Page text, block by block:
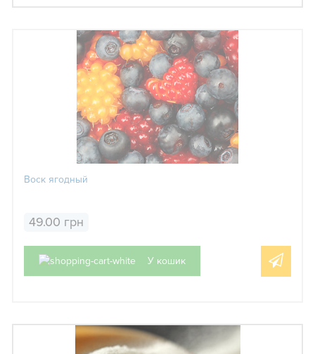
Воск ягодный
49.00 грн
У кошик